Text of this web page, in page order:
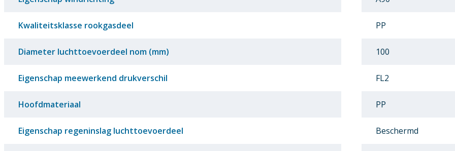
Kwaliteitsklasse rookgasdeel PP
Diameter luchttoevoerdeel nom (mm) 100
Eigenschap meewerkend drukverschil FL2
Hoofdmateriaal PP
Eigenschap regeninslag luchttoevoerdeel Beschermd